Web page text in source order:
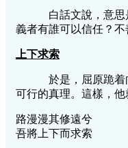
白話文說，意思是
義者有誰可以信任？
上下求索
於是，屈原跪着向
可行的真理。這樣，
路漫漫其修遠兮
吾將上下而求索